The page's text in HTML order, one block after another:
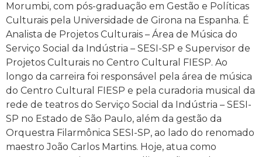
Morumbi, com pós-graduação em Gestão e Políticas
Culturais pela Universidade de Girona na Espanha. É
Analista de Projetos Culturais – Área de Música do
Serviço Social da Indústria – SESI-SP e Supervisor de
Projetos Culturais no Centro Cultural FIESP. Ao
longo da carreira foi responsável pela área de música
do Centro Cultural FIESP e pela curadoria musical da
rede de teatros do Serviço Social da Indústria – SESI-
SP no Estado de São Paulo, além da gestão da
Orquestra Filarmônica SESI-SP, ao lado do renomado
maestro João Carlos Martins. Hoje, atua como